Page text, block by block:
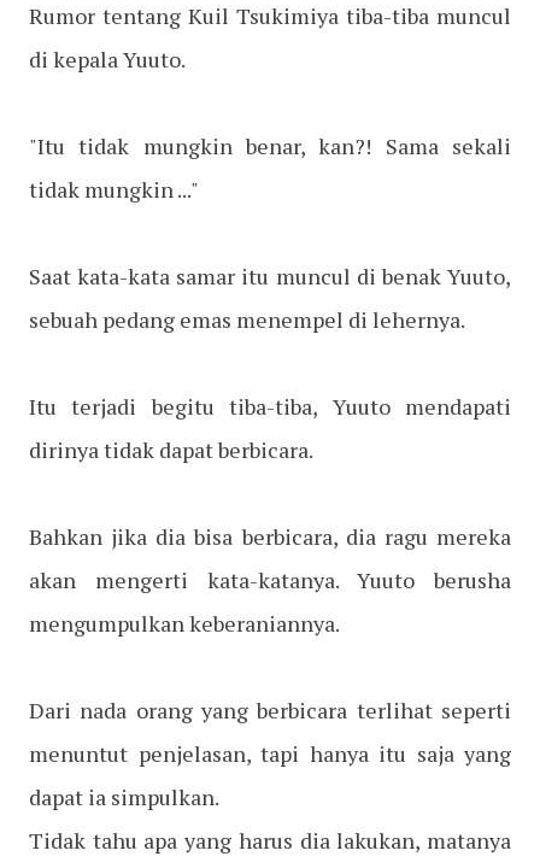
Rumor tentang Kuil Tsukimiya tiba-tiba muncul
di kepala Yuuto.
"Itu tidak mungkin benar, kan?! Sama sekali
tidak mungkin ..."
Saat kata-kata samar itu muncul di benak Yuuto,
sebuah pedang emas menempel di lehernya.
Itu terjadi begitu tiba-tiba, Yuuto mendapati
dirinya tidak dapat berbicara.
Bahkan jika dia bisa berbicara, dia ragu mereka
akan mengerti kata-katanya. Yuuto berusha
mengumpulkan keberaniannya.
Dari nada orang yang berbicara terlihat seperti
menuntut penjelasan, tapi hanya itu saja yang
dapat ia simpulkan.
Tidak tahu apa yang harus dia lakukan, matanya